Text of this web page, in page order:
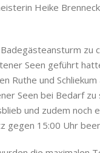
Heike
zu
Seen geführt
Ruthe und
Seen bei Bedarf
und zudem noch
gegen 15:00 Uhr